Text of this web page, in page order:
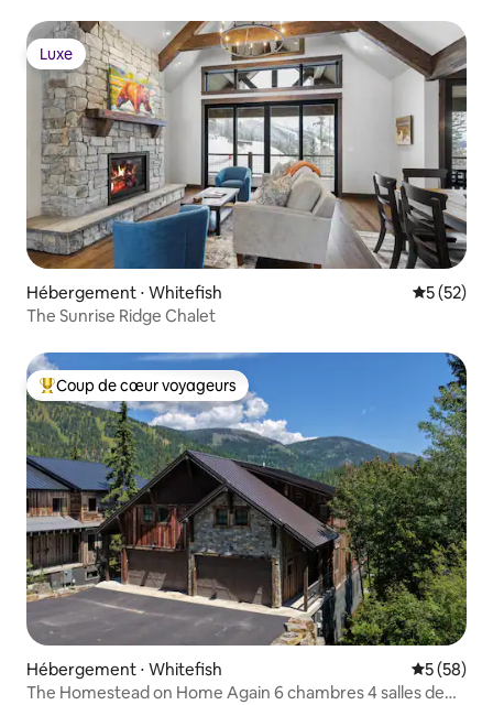
Luxe
Luxe
Hébergement ⋅ Whitefish
5 (52)
The Sunrise Ridge Chalet
Coups de cœur voyageurs les plus appréciés
Coup de cœur voyageurs
Hébergement ⋅ Whitefish
5 (58)
The Homestead on Home Again 6 chambres 4 salles de